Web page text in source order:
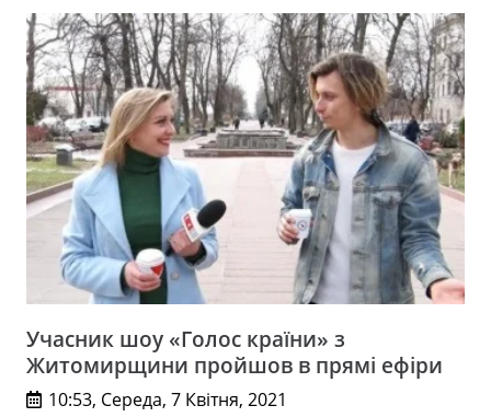
Учасник шоу «Голос країни» з
Житомирщини пройшов в прямі ефіри
10:53, Середа, 7 Квітня, 2021